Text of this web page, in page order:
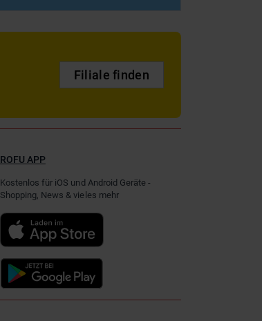
Filiale finden
ROFU APP
Kostenlos für iOS und Android Geräte -
Shopping, News & vieles mehr